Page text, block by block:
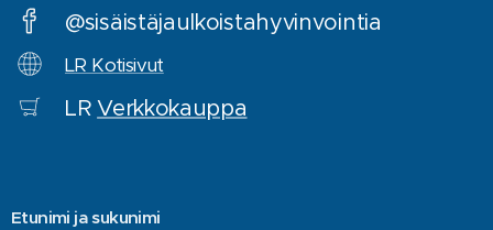
@sisäistäjaulkoistahyvinvointia
LR Kotisivut
LRVerkkokauppa
Etunimi ja sukunimi